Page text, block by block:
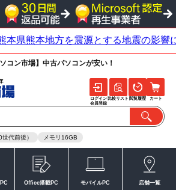
コン市場】中古パソコンが安い！
代前後） メモリ16GB
ログイン
会員登録
比較リスト 閲覧履歴 カート
Office搭載PC モバイルPC 店舗一覧